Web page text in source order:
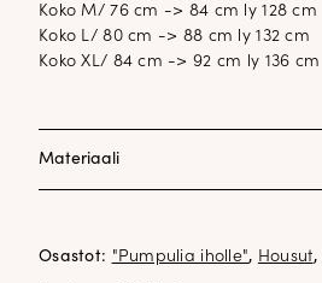
Koko M/ 76 cm -> 84 cm ly 128 cm
Koko L/ 80 cm -> 88 cm ly 132 cm
Koko XL/ 84 cm -> 92 cm ly 136 cm
Materiaali
Osastot: "Pumpulia iholle", Housut,